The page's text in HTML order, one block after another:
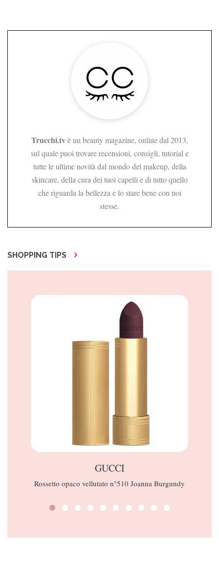
Trucchi.tvè un beauty magazine, online dal 2013,
sul quale puoi trovare recensioni, consigli, tutorial e
tutte le ultime novità dal mondo del makeup, della
skincare, della cura dei tuoi capelli e di tutto quello
che riguarda la bellezza e lo stare bene con noi
stesse.
SHOPPING TIPS
GUCCI
Rossetto opaco vellutato n°510 Joanna Burgundy